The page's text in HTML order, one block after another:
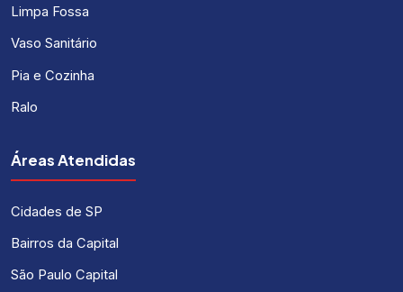
Limpa Fossa
Vaso Sanitário
Pia e Cozinha
Ralo
Áreas Atendidas
Cidades de SP
Bairros da Capital
São Paulo Capital